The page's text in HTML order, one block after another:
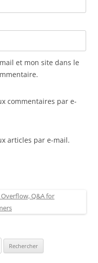
et mon site dans le
commentaires par e-
articles par e-mail.